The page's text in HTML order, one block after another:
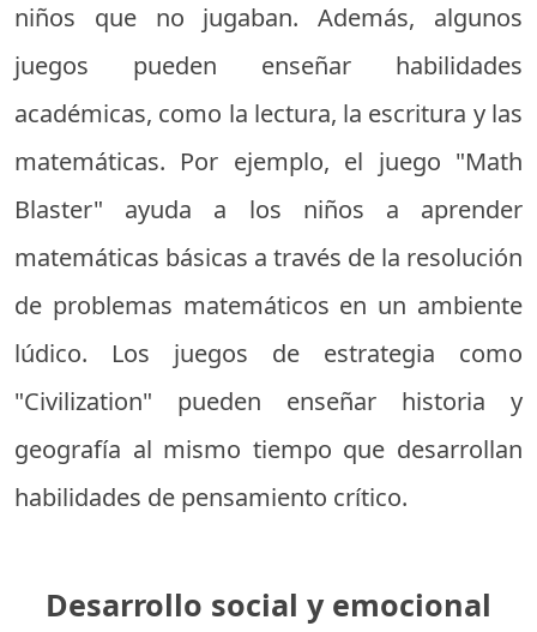
niños que no jugaban. Además, algunos
juegos pueden enseñar habilidades
académicas, como la lectura, la escritura y las
matemáticas. Por ejemplo, el juego "Math
Blaster" ayuda a los niños a aprender
matemáticas básicas a través de la resolución
de problemas matemáticos en un ambiente
lúdico. Los juegos de estrategia como
"Civilization" pueden enseñar historia y
geografía al mismo tiempo que desarrollan
habilidades de pensamiento crítico.
Desarrollo social y emocional